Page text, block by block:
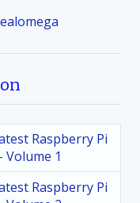
Raspberry Pi
1
Raspberry Pi